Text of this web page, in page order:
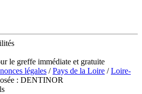
le greffe immédiate et gratuite
légales /Pays de la Loire /Loire-
: DENTINOR